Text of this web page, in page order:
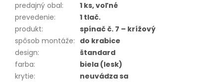
predajný obal:
1 ks, voľné
prevedenie:
1 tlač.
produkt:
spínač č. 7 – krížový
spôsob montáže: do krabice
design:
štandard
farba:
biela (lesk)
krytie:
neuvádza sa